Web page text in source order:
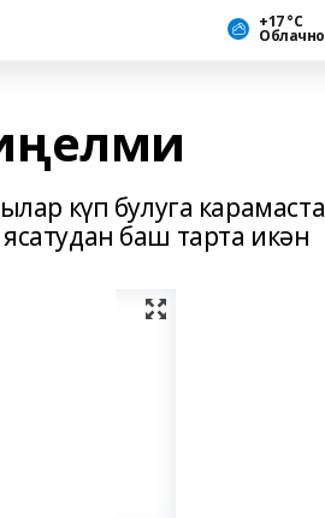
+17 °С
Облачно
күп булуга
баш тарта икән